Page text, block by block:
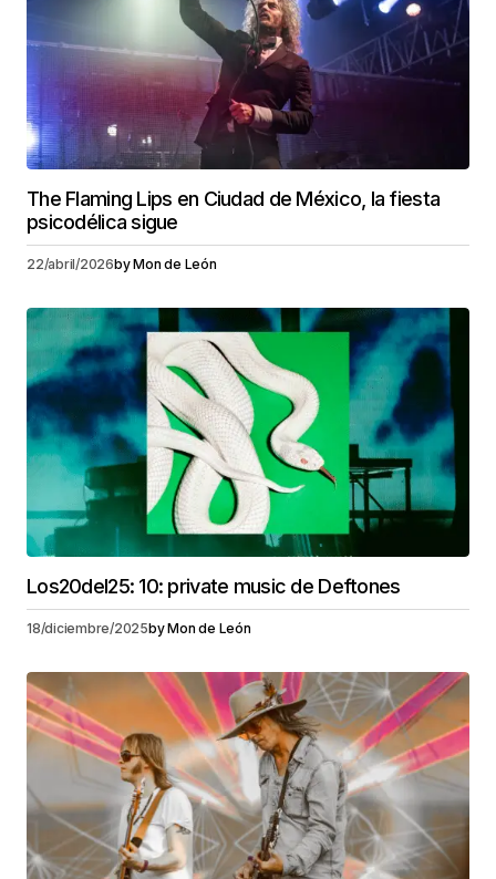
The Flaming Lips en Ciudad de México, la fiesta
psicodélica sigue
22/abril/2026byMon de León
Los20del25: 10: private music de Deftones
18/diciembre/2025byMon de León